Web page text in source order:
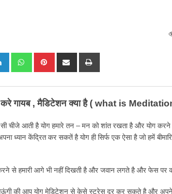
LinkedIn WhatsappPinterest Share
गायब , मैडिटेशन क्या है ( what is
सी चीजे आती है योग हमारे तन – मन को शांत रखता है और योग
ध्यान केंद्रित कर सकतें है योग ही सिर्फ एक ऐसा है जो हमें
से हमारी आगे भी नहीं दिखती है और जवान लगते है और फेस पर
की आप योग मेडिटेशन से केसे स्ट्रेस दूर कर सकते है और